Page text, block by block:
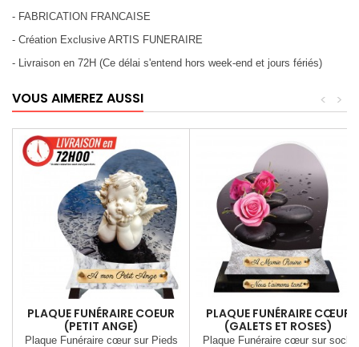
- FABRICATION FRANCAISE
- Création Exclusive ARTIS FUNERAIRE
- Livraison en 72H (Ce délai s'entend hors week-end et jours fériés)
VOUS AIMEREZ AUSSI >
<
PLAQUE FUNÉRAIRE COEUR
(PETIT ANGE)
Plaque Funéraire cœur sur Pieds
PLAQUE FUNÉRAIRE CŒUR
(GALETS ET ROSES)
Plaque Funéraire cœur sur socle